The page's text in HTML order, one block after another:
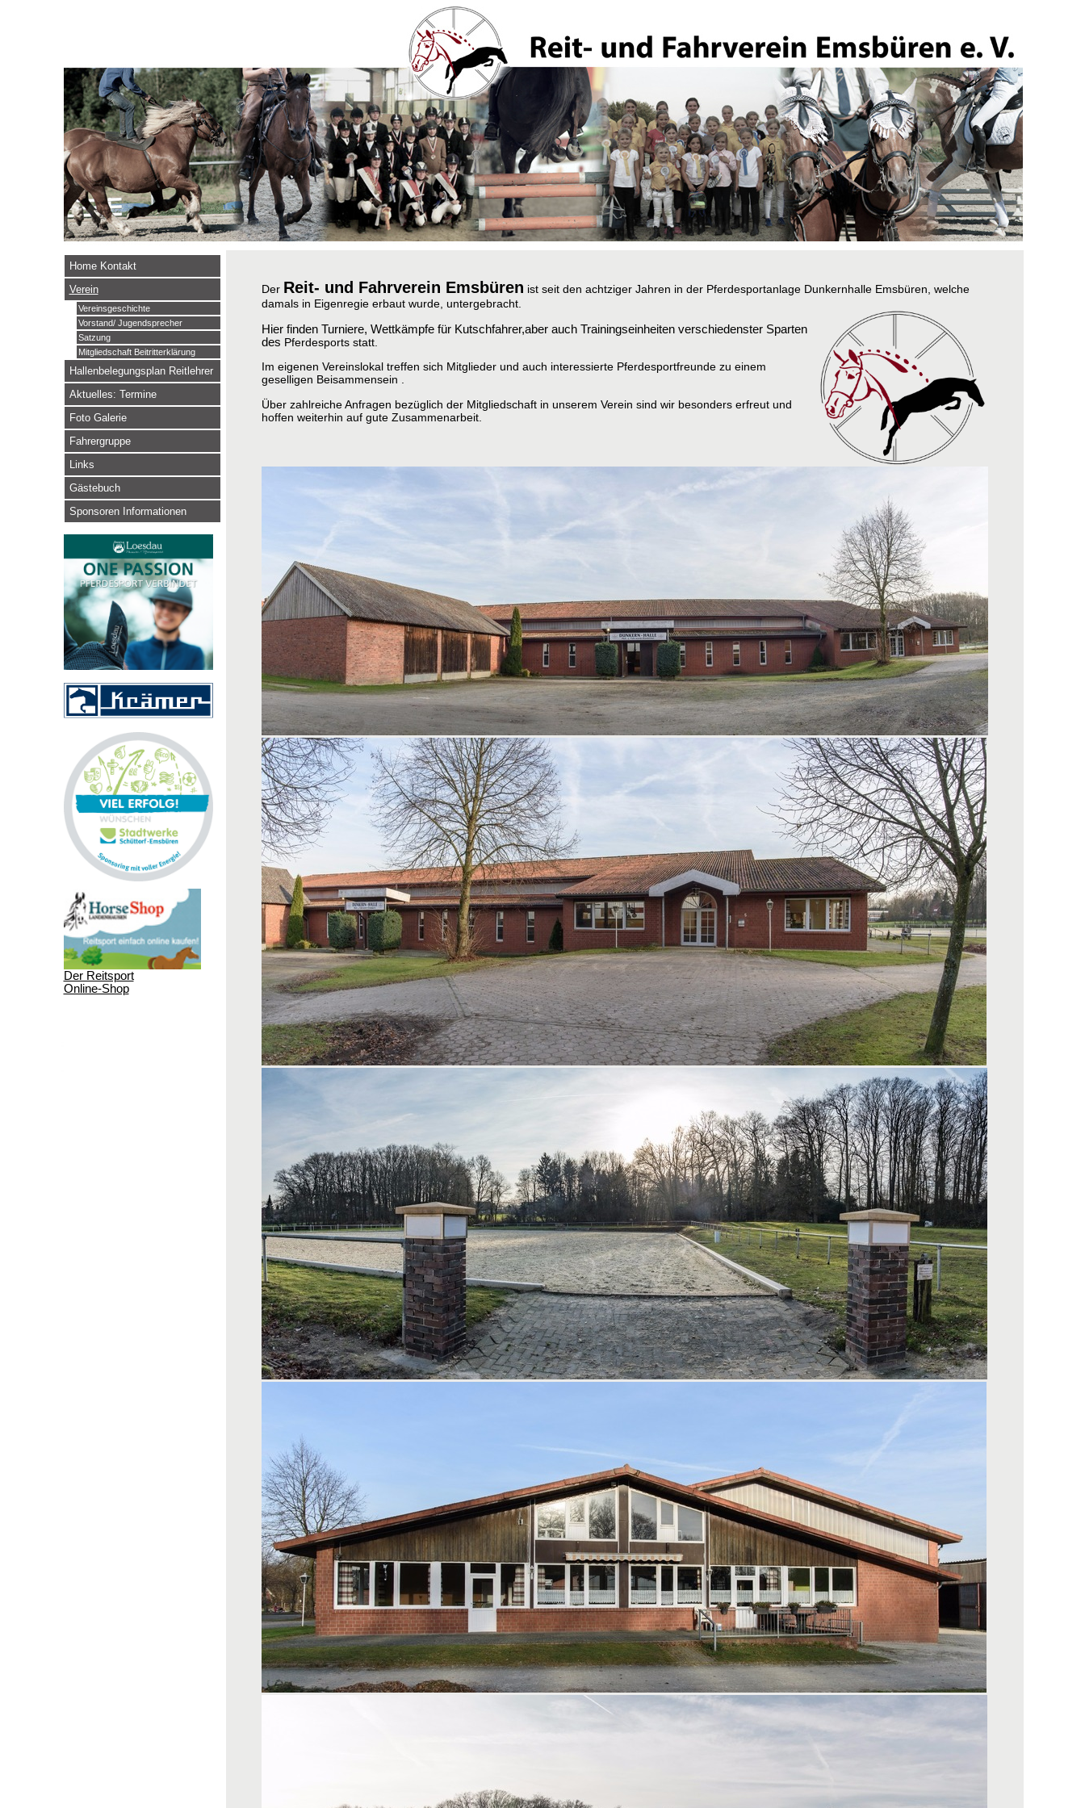
Home Kontakt
Verein
Vereinsgeschichte
Vorstand/ Jugendsprecher
Satzung
Mitgliedschaft Beitritterklärung
Hallenbelegungsplan Reitlehrer
Aktuelles: Termine
Foto Galerie
Fahrergruppe
Links
Gästebuch
Sponsoren Informationen
Der Reitsport
Online-Shop
Der Reit- und Fahrverein Emsbüren ist seit den achtziger Jahren in der Pferdesportanlage Dunkernhalle Emsbüren, welche
damals in Eigenregie erbaut wurde, untergebracht.
Hier finden Turniere, Wettkämpfe für Kutschfahrer,aber auch Trainingseinheiten verschiedenster Sparten
des Pferdesports statt.
Im eigenen Vereinslokal treffen sich Mitglieder und auch interessierte Pferdesportfreunde zu einem
geselligen Beisammensein .
Über zahlreiche Anfragen bezüglich der Mitgliedschaft in unserem Verein sind wir besonders erfreut und
hoffen weiterhin auf gute Zusammenarbeit.